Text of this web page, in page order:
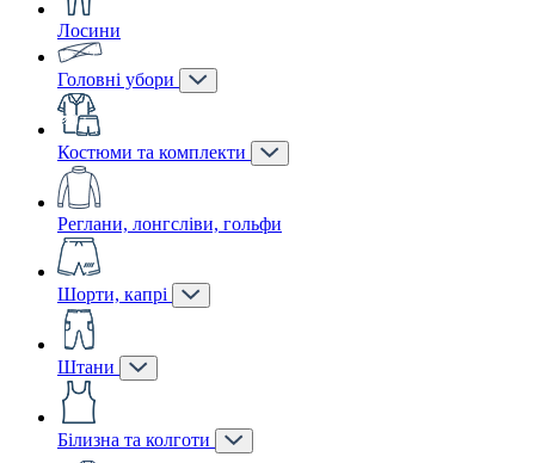
Лосини
Головні убори
Костюми та комплекти
Реглани, лонгсліви, гольфи
Шорти, капрі
Штани
Білизна та колготи